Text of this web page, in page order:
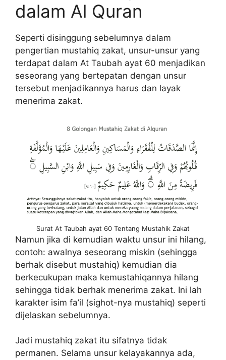
dalam Al Quran
Seperti disinggung sebelumnya dalam
pengertian mustahiq zakat, unsur-unsur yang
terdapat dalam At Taubah ayat 60 menjadikan
seseorang yang bertepatan dengan unsur
tersebut menjadikannya harus dan layak
menerima zakat.
Surat At Taubah ayat 60 Tentang Mustahik Zakat
Namun jika di kemudian waktu unsur ini hilang,
contoh: awalnya seseorang miskin (sehingga
berhak disebut mustahiq) kemudian dia
berkecukupan maka kemustahiqannya hilang
sehingga tidak berhak menerima zakat. Ini lah
karakter isim fa’il (sighot-nya mustahiq) seperti
dijelaskan sebelumnya.
Jadi mustahiq zakat itu sifatnya tidak
permanen. Selama unsur kelayakannya ada,